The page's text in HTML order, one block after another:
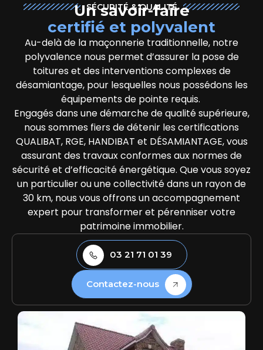
SÉCURITÉ & QUALITÉ
Un savoir-faire
certifié et polyvalent
Au-delà de la maçonnerie traditionnelle, notre
polyvalence nous permet d’assurer la pose de
toitures et des interventions complexes de
désamiantage, pour lesquelles nous possédons les
équipements de pointe requis.
Engagés dans une démarche de qualité supérieure,
nous sommes fiers de détenir les certifications
QUALIBAT, RGE, HANDIBAT et DÉSAMIANTAGE, vous
assurant des travaux conformes aux normes de
sécurité et d’efficacité énergétique. Que vous soyez
un particulier ou une collectivité dans un rayon de
30 km, nous vous offrons un accompagnement
expert pour transformer et pérenniser votre
patrimoine immobilier.
03 21 71 01 39
Contactez-nous